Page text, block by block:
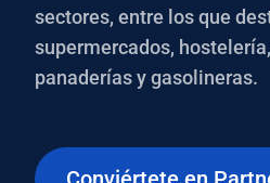
sectores, entre los que
supermercados,
panaderías y gasolineras.